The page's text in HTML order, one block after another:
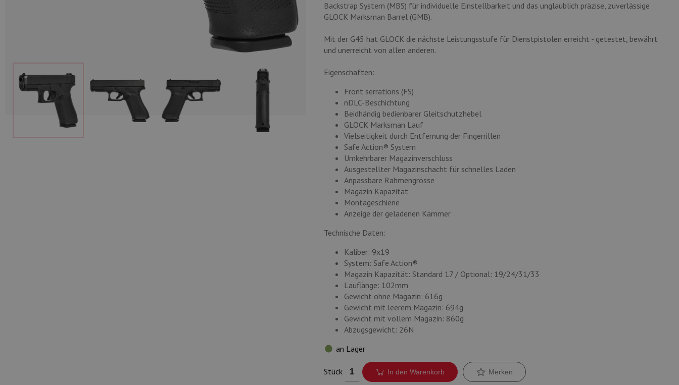
Backstrap System (MBS) für individuelle Einstellbarkeit und das unglaublich präzise, zuverlässige
GLOCK Marksman Barrel (GMB).
Mit der G45 hat GLOCK die nächste Leistungsstufe für Dienstpistolen erreicht - getestet, bewährt
und unerreicht von allen anderen.
Eigenschaften:
Front serrations (FS)
nDLC-Beschichtung
Beidhändig bedienbarer Gleitschutzhebel
GLOCK Marksman Lauf
Vielseitigkeit durch Entfernung der Fingerrillen
Safe Action® System
Umkehrbarer Magazinverschluss
Ausgestellter Magazinschacht für schnelles Laden
Anpassbare Rahmengrösse
Magazin Kapazität
Montageschiene
Anzeige der geladenen Kammer
Technische Daten:
Kaliber: 9x19
System: Safe Action®
Magazin Kapazität: Standard 17 / Optional: 19/24/31/33
Lauflänge: 102mm
Gewicht ohne Magazin: 616g
Gewicht mit leerem Magazin: 694g
Gewicht mit vollem Magazin: 860g
Abzugsgewicht: 26N
an Lager
Stück In den Warenkorb Merken